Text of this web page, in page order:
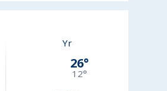
Yr
26°
12°